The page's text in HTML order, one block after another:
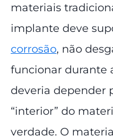
materiais
implante deve
corrosão, não
funcionar durante
deveria depender
“interior” do
verdade. O